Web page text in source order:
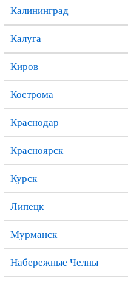
Калининград
Калуга
Киров
Кострома
Краснодар
Красноярск
Курск
Липецк
Мурманск
Набережные Челны